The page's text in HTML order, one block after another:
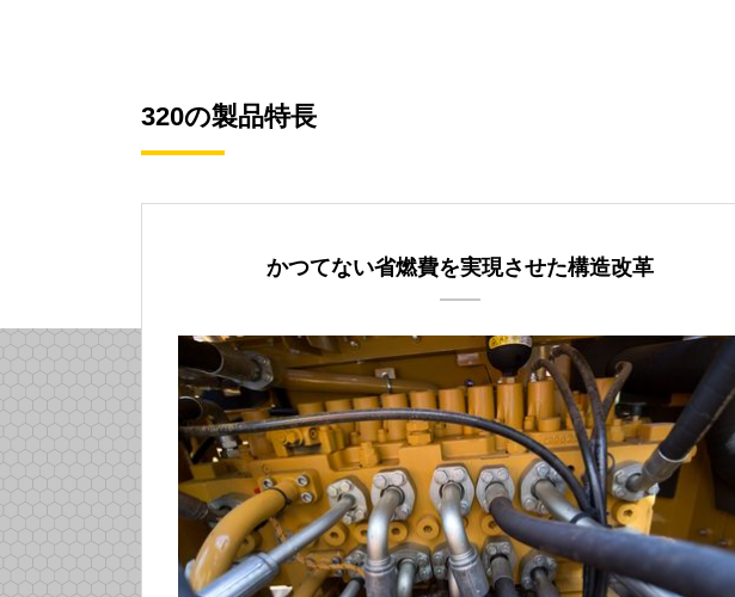
320の製品特長
かつてない省燃費を実現させた構造改革